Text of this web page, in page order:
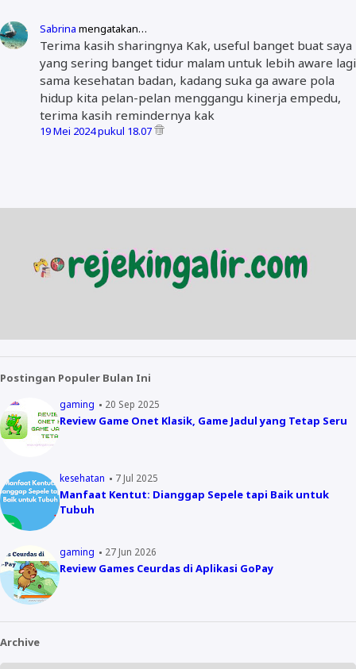
Sabrina mengatakan…
Terima kasih sharingnya Kak, useful banget buat saya
yang sering banget tidur malam untuk lebih aware lagi
sama kesehatan badan, kadang suka ga aware pola
hidup kita pelan-pelan menggangu kinerja empedu,
terima kasih remindernya kak
19 Mei 2024 pukul 18.07
Postingan Populer Bulan Ini
gaming 20 Sep 2025
Review Game Onet Klasik, Game Jadul yang Tetap Seru
kesehatan 7 Jul 2025
Manfaat Kentut: Dianggap Sepele tapi Baik untuk
Tubuh
gaming 27 Jun 2026
Review Games Ceurdas di Aplikasi GoPay
Archive